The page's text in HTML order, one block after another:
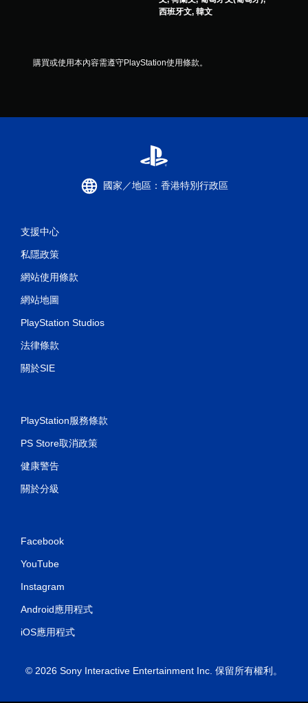
西班牙文, 韓文
購買或使用本內容需遵守PlayStation使用條款。
國家／地區：香港特別行政區
支援中心
私隱政策
網站使用條款
網站地圖
PlayStation Studios
法律條款
關於SIE
PlayStation服務條款
PS Store取消政策
健康警告
關於分級
Facebook
YouTube
Instagram
Android應用程式
iOS應用程式
© 2026 Sony Interactive Entertainment Inc. 保留所有權利。